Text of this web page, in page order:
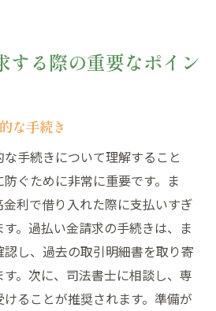
する際の重要なポイン
な手続き
手続きについて理解すること
ぐために非常に重要です。ま
利で借り入れた際に支払いすぎ
。過払い金請求の手続きは、ま
し、過去の取引明細書を取り寄
。次に、司法書士に相談し、専
ることが推奨されます。準備が